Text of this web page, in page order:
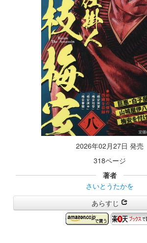
2026年02月27日 発売
318ページ
著者
さいとうたかを
あらすじ